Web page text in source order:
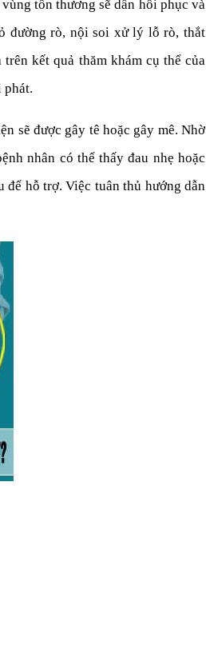
tổn thương sẽ dần hồi phục và
đường rò, nội soi xử lý lỗ rò, thắt
kết quả thăm khám cụ thể của
phát.
sẽ được gây tê hoặc gây mê. Nhờ
nhân có thể thấy đau nhẹ hoặc
hỗ trợ. Việc tuân thủ hướng dẫn